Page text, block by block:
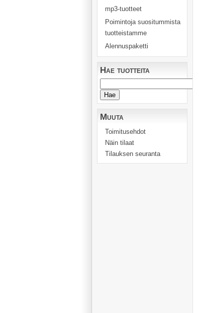
mp3-tuotteet
Poimintoja suositummista
tuotteistamme
Alennuspaketti
Hae tuotteita
Muuta
Toimitusehdot
Näin tilaat
Tilauksen seuranta